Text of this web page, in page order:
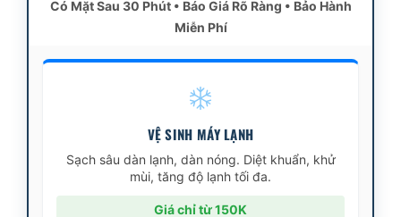
Có Mặt Sau 30 Phút • Báo Giá Rõ Ràng • Bảo Hành
Miễn Phí
VỆ SINH MÁY LẠNH
Sạch sâu dàn lạnh, dàn nóng. Diệt khuẩn, khử
mùi, tăng độ lạnh tối đa.
Giá chỉ từ 150K